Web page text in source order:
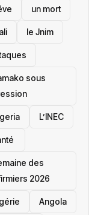
un mort
le Jnim
sous
L’INEC
des
2026
Angola